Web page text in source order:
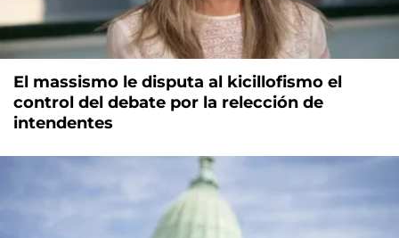
El massismo le disputa al kicillofismo el
control del debate por la relección de
intendentes